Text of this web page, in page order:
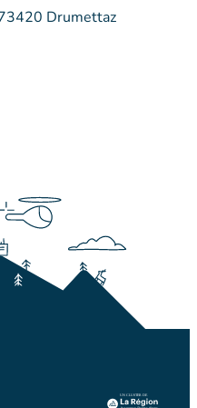
Drumettaz